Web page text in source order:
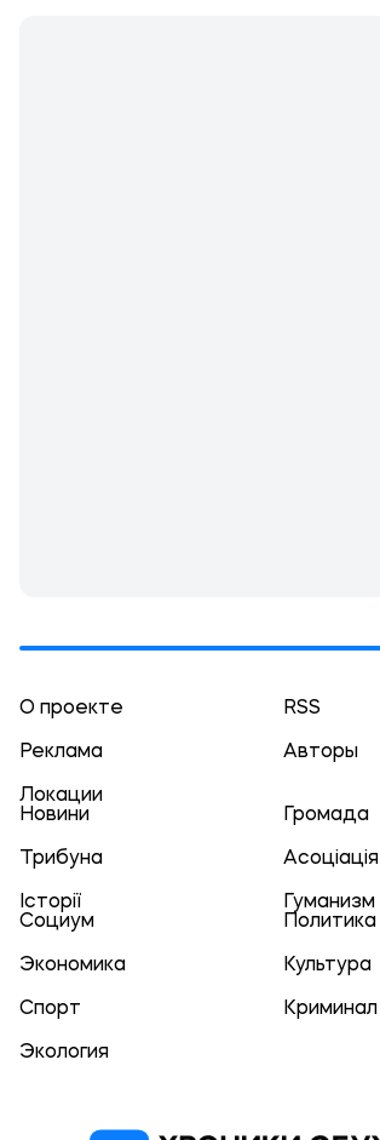
О проекте RSS
Реклама Авторы
Локации
Новини
Громада
Трибуна Асоціація
Історії
Гуманизм
Социум
Политика
Экономика Культура
Спорт Криминал
Экология